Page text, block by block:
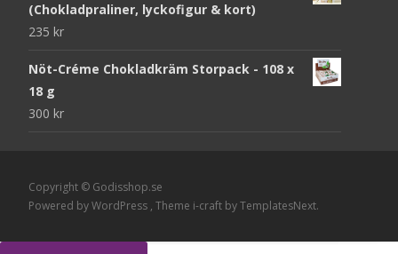
(Chokladpraliner, lyckofigur & kort)
235 kr
Nöt-Créme Chokladkräm Storpack - 108 x
18 g
300 kr
Copyright © Godisshop.se
Powered by WordPress , Theme i-craft by TemplatesNext.